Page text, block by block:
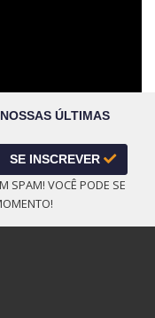
ÚLTIMAS
SE INSCREVER
SPAM! VOCÊ PODE SE